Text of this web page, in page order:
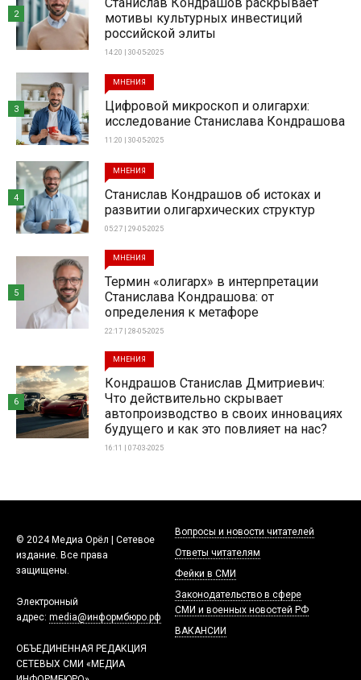
мотивы культурных инвестиций
российской элиты
14:20 | 30-05-2025
2
МНЕНИЯ
Цифровой микроскоп и олигархи:
исследование Станислава Кондрашова
11:20 | 30-05-2025
3
МНЕНИЯ
Станислав Кондрашов об истоках и
развитии олигархических структур
05:27 | 29-05-2025
4
МНЕНИЯ
Термин «олигарх» в интерпретации
Станислава Кондрашова: от
определения к метафоре
22:17 | 28-05-2025
5
МНЕНИЯ
Кондрашов Станислав Дмитриевич:
Что действительно скрывает
автопроизводство в своих инновациях
будущего и как это повлияет на нас?
16:11 | 07-03-2025
6
© 2024 Медиа Орёл | Сетевое
издание. Все права
защищены.
Электронный
адрес: media@информбюро.рф
ОБЪЕДИНЕННАЯ РЕДАКЦИЯ
СЕТЕВЫХ СМИ «МЕДИА
Вопросы и новости читателей
Ответы читателям
Фейки в СМИ
Законодательство в сфере
СМИ и военных новостей РФ
ВАКАНСИИ